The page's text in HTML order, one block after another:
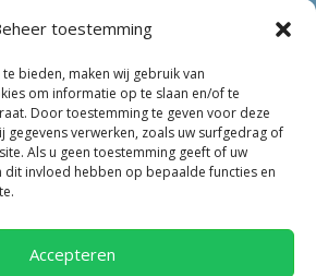
toestemming
bieden, maken wij gebruik van
om informatie op te slaan en/of te
Door toestemming te geven voor deze
gegevens verwerken, zoals uw surfgedrag of
Als u geen toestemming geeft of uw
dit invloed hebben op bepaalde functies en
Accepteren
OM KINDEREN